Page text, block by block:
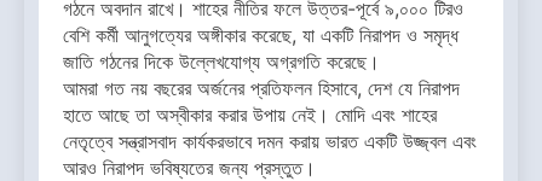
গঠনে অবদান রাখে। শাহের নীতির ফলে উত্তর-পূর্বে ৯,০০০ টিরও
বেশি কর্মী আনুগত্যের অঙ্গীকার করেছে, যা একটি নিরাপদ ও সমৃদ্ধ
জাতি গঠনের দিকে উল্লেখযোগ্য অগ্রগতি করেছে।
আমরা গত নয় বছরের অর্জনের প্রতিফলন হিসাবে, দেশ যে নিরাপদ
হাতে আছে তা অস্বীকার করার উপায় নেই। মোদি এবং শাহের
নেতৃত্বে সন্ত্রাসবাদ কার্যকরভাবে দমন করায় ভারত একটি উজ্জ্বল এবং
আরও নিরাপদ ভবিষ্যতের জন্য প্রস্তুত।